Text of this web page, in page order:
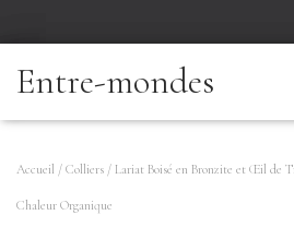
Entre-mondes
Accueil / Colliers / Lariat Boisé en Bronzite et Œil de
Chaleur Organique